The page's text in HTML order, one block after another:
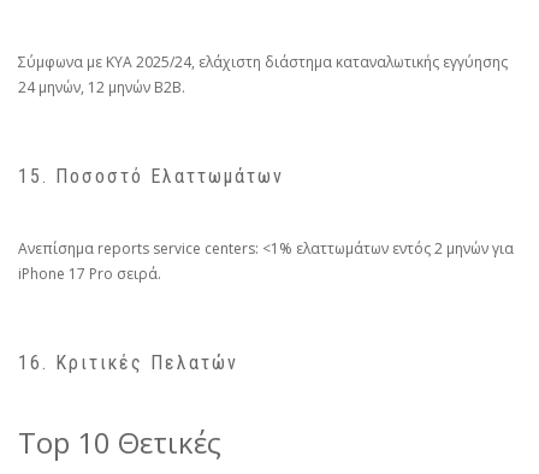
Σύμφωνα με ΚΥΑ 2025/24, ελάχιστη διάστημα καταναλωτικής εγγύησης
24 μηνών, 12 μηνών B2B.
15. Ποσοστό Ελαττωμάτων
Ανεπίσημα reports service centers: <1% ελαττωμάτων εντός 2 μηνών για
iPhone 17 Pro σειρά.
16. Κριτικές Πελατών
Top 10 Θετικές